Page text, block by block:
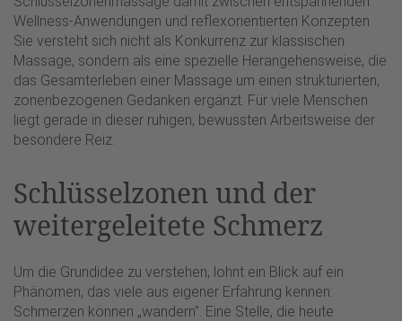
Wellness-Anwendungen und reflexorientierten Konzepten.
Sie versteht sich nicht als Konkurrenz zur klassischen
Massage, sondern als eine spezielle Herangehensweise, die
das Gesamterleben einer Massage um einen strukturierten,
zonenbezogenen Gedanken ergänzt. Für viele Menschen
liegt gerade in dieser ruhigen, bewussten Arbeitsweise der
besondere Reiz.
Schlüsselzonen und der
weitergeleitete Schmerz
Um die Grundidee zu verstehen, lohnt ein Blick auf ein
Phänomen, das viele aus eigener Erfahrung kennen:
Schmerzen können „wandern". Eine Stelle, die heute